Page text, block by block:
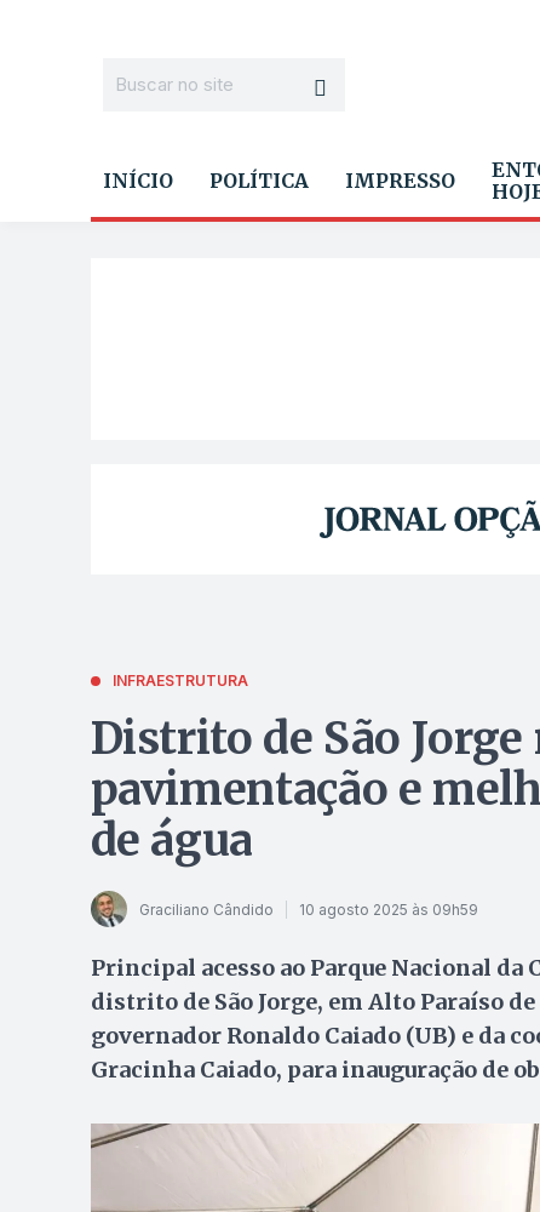
INÍCIO POLÍTICA IMPRESSO
INFRAESTRUTURA
Distrito de São Jorge
pavimentação e
de água
Graciliano Cândido 10 agosto 2025 às 09h59
Principal acesso ao Parque Nacional da
distrito de São Jorge, em Alto Paraíso
governador Ronaldo Caiado (UB) e da
Gracinha Caiado, para inauguração de